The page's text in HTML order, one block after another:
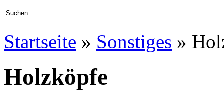
Startseite » Sonstiges »
Holzköpfe